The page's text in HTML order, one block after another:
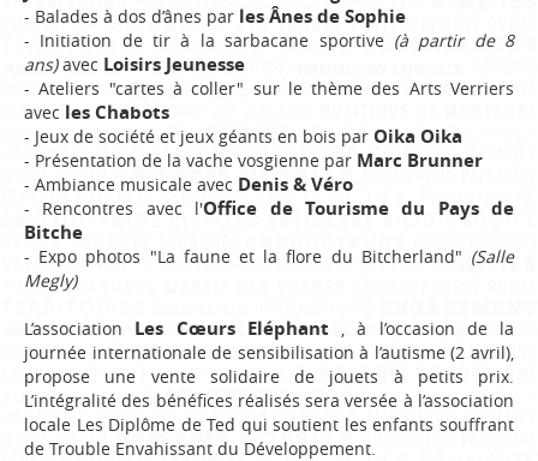
- Balades à dos d’ânes par les Ânes de Sophie
- Initiation de tir à la sarbacane sportive (à partir de 8
ans) avec Loisirs Jeunesse
- Ateliers "cartes à coller" sur le thème des Arts Verriers
avec les Chabots
- Jeux de société et jeux géants en bois par Oika Oika
- Présentation de la vache vosgienne par Marc Brunner
- Ambiance musicale avec Denis & Véro
- Rencontres avec l'Office de Tourisme du Pays de
Bitche
- Expo photos "La faune et la flore du Bitcherland" (Salle
Megly)
L’association Les Cœurs Eléphant , à l’occasion de la
journée internationale de sensibilisation à l’autisme (2 avril),
propose une vente solidaire de jouets à petits prix.
L’intégralité des bénéfices réalisés sera versée à l’association
locale Les Diplôme de Ted qui soutient les enfants souffrant
de Trouble Envahissant du Développement.